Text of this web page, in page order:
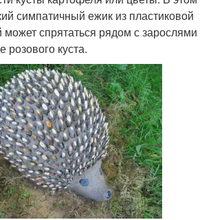
симпатичный ежик из пластиковой
может спрятаться рядом с зарослями
куста.